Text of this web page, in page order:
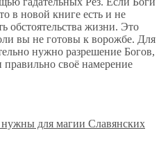
в новой книге есть и не
обстоятельства жизни. Это
вы не готовы к ворожбе. Для
нужно разрешение Богов,
правильно своё намерение
для магии Славянских